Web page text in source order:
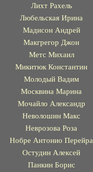
Лихт Рахель
Любельская Ирина
Мадисон Андрей
Макгрегор Джон
Метс Михаил
Микитюк Константин
Молодый Вадим
Москвина Марина
Мочайло Александр
Неволошин Макс
Неврозова Роза
Нобре Антонио Перейра
Остудин Алексей
Панкин Борис